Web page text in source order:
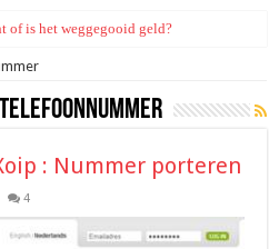
of is het weggegooid geld?
: Nummer porteren
4